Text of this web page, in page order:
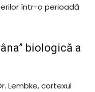
într-o perioadă
biologică a
Lembke, cortexul